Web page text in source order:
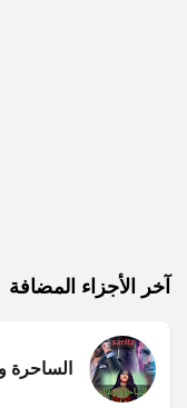
آخر الأجزاء المضافة
الساحرة و